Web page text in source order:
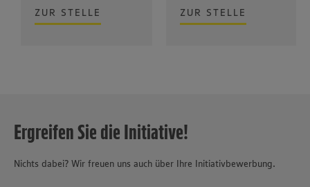
ZUR STELLE ZUR STELLE
Ergreifen Sie die Initiative!
Nichts dabei? Wir freuen uns auch über Ihre Initiativbewerbung.